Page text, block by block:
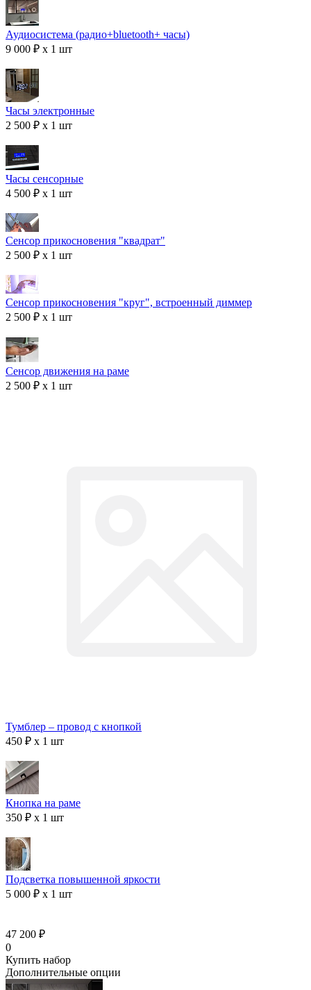
Аудиосистема (радио+bluetooth+ часы)
9 000 ₽ x 1 шт
Часы электронные
2 500 ₽ x 1 шт
Часы сенсорные
4 500 ₽ x 1 шт
Сенсор прикосновения "квадрат"
2 500 ₽ x 1 шт
Сенсор прикосновения "круг", встроенный диммер
2 500 ₽ x 1 шт
Сенсор движения на раме
2 500 ₽ x 1 шт
Тумблер – провод с кнопкой
450 ₽ x 1 шт
Кнопка на раме
350 ₽ x 1 шт
Подсветка повышенной яркости
5 000 ₽ x 1 шт
47 200 ₽
0
Купить набор
Дополнительные опции